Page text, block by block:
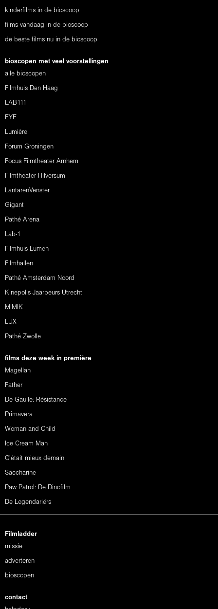
kinderfilms in de bioscoop
films vandaag in de bioscoop
de beste films nu in de bioscoop
bioscopen met veel voorstellingen
alle bioscopen
Filmhuis Den Haag
LAB111
EYE
Lumière
Forum Groningen
Focus Filmtheater Arnhem
Filmtheater Hilversum
LantarenVenster
Gigant
Pathé Arena
Lab-1
Filmhuis Lumen
Filmhallen
Pathé Amsterdam Noord
Kinepolis Jaarbeurs Utrecht
MIMIK
LUX
Pathé Zwolle
films deze week in première
Magellan
Father
De Gaulle: Résistance
Primavera
Woman and Child
Ice Cream Man
C'était mieux demain
Saccharine
Paw Patrol: De Dinofilm
De Legendariërs
Filmladder
missie
adverteren
bioscopen
contact